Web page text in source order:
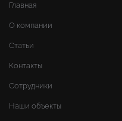
Главная
О компании
Статьи
Контакты
Сотрудники
Наши объекты